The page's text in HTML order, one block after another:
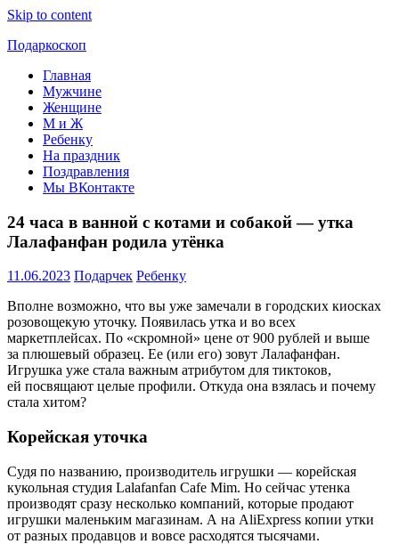
Skip to content
Подаркоскоп
Поможем
выбрать
подарить
Главная
Мужчине
Женщине
М и Ж
Ребенку
На праздник
Поздравления
Мы ВКонтакте
24 часа в ванной с котами и собакой — утка
Лалафанфан родила утёнка
11.06.2023 Подарчек Ребенку
Вполне возможно, что вы уже замечали в городских киосках
розовощекую уточку. Появилась утка и во всех
маркетплейсах. По «скромной» цене от 900 рублей и выше
за плюшевый образец. Ее (или его) зовут Лалафанфан.
Игрушка уже стала важным атрибутом для тиктоков,
ей посвящают целые профили. Откуда она взялась и почему
стала хитом?
Корейская уточка
Судя по названию, производитель игрушки — корейская
кукольная студия Lalafanfan Cafe Mim. Но сейчас утенка
производят сразу несколько компаний, которые продают
игрушки маленьким магазинам. А на AliExpress копии утки
от разных продавцов и вовсе расходятся тысячами.